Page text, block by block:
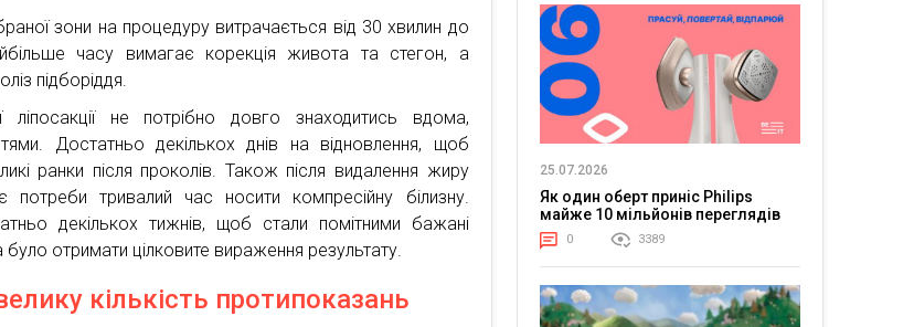
зони на процедуру витрачається від 30 хвилин до
часу вимагає корекція живота та стегон, а
підборіддя.
ліпосакції не потрібно довго знаходитись вдома,
Достатньо декількох днів на відновлення, щоб
ранки після проколів. Також після видалення жиру
потреби тривалий час носити компресійну білизну.
декількох тижнів, щоб стали помітними бажані
отримати цілковите вираження результату.
кількість протипоказань
25.07.2026
Як один оберт приніс Philips
майже 10 мільйонів переглядів
0 3389